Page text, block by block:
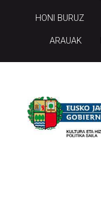
HONI BURUZ
ARAUAK